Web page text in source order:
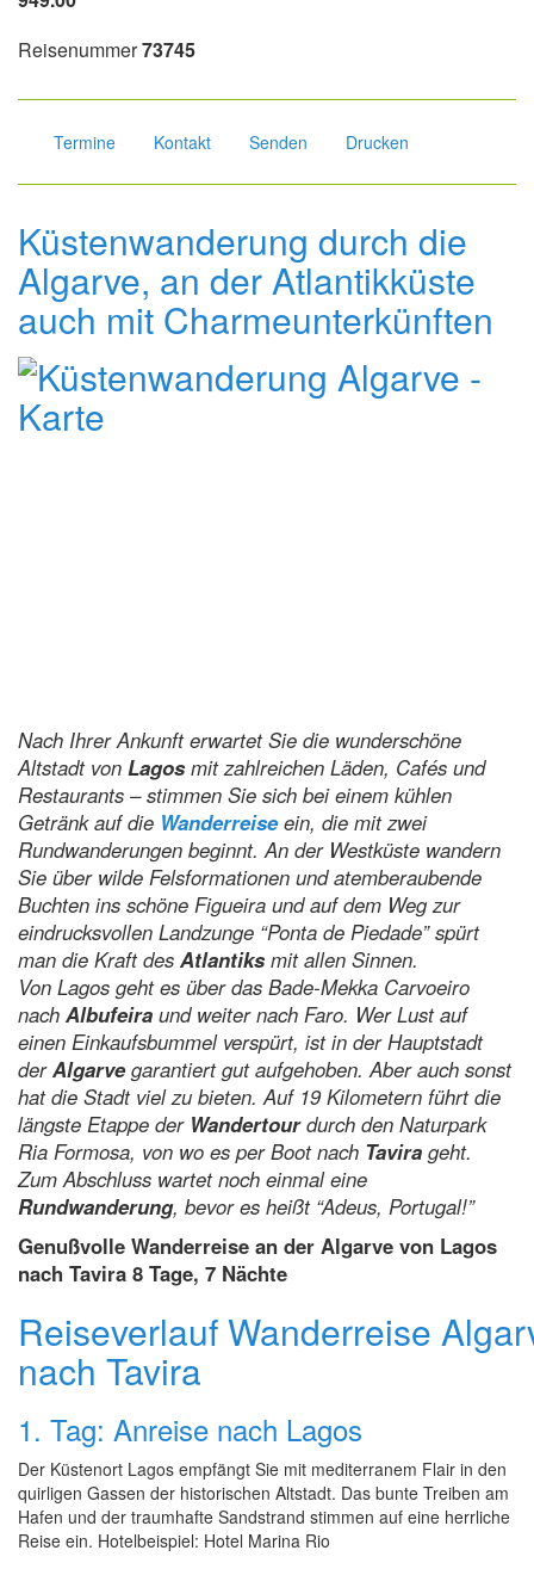
Reisenummer73745
Termine Kontakt Senden Drucken
Küstenwanderung durch die
Algarve, an der Atlantikküste
auch mit Charmeunterkünften
Nach Ihrer Ankunft erwartet Sie die wunderschöne
Altstadt von Lagosmit zahlreichen Läden, Cafés und
Restaurants – stimmen Sie sich bei einem kühlen
Getränk auf die Wanderreiseein, die mit zwei
Rundwanderungen beginnt. An der Westküste wandern
Sie über wilde Felsformationen und atemberaubende
Buchten ins schöne Figueira und auf dem Weg zur
eindrucksvollen Landzunge “Ponta de Piedade” spürt
man die Kraft des Atlantiksmit allen Sinnen.
Von Lagos geht es über das Bade-Mekka Carvoeiro
nach Albufeira und weiter nach Faro. Wer Lust auf
einen Einkaufsbummel verspürt, ist in der Hauptstadt
derAlgarvegarantiert gut aufgehoben. Aber auch sonst
hat die Stadt viel zu bieten. Auf 19 Kilometern führt die
längste Etappe der Wandertourdurch den Naturpark
Ria Formosa, von wo es per Boot nach Tavira geht.
Zum Abschluss wartet noch einmal eine
Rundwanderung, bevor es heißt “Adeus, Portugal!”
Genußvolle Wanderreise an der Algarve von Lagos
nach Tavira 8 Tage, 7 Nächte
Reiseverlauf Wanderreise
nach Tavira
1. Tag: Anreise nach Lagos
Der Küstenort Lagos empfängt Sie mit mediterranem Flair in den
quirligen Gassen der historischen Altstadt. Das bunte Treiben am
Hafen und der traumhafte Sandstrand stimmen auf eine herrliche
Reise ein. Hotelbeispiel: Hotel Marina Rio